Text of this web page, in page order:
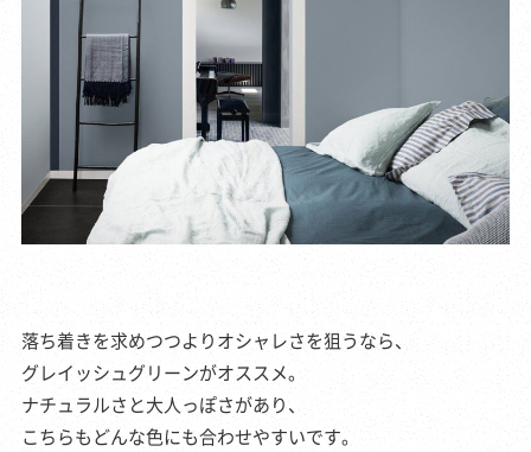
落ち着きを求めつつよりオシャレさを狙うなら、
グレイッシュグリーンがオススメ。
ナチュラルさと大人っぽさがあり、
こちらもどんな色にも合わせやすいです。